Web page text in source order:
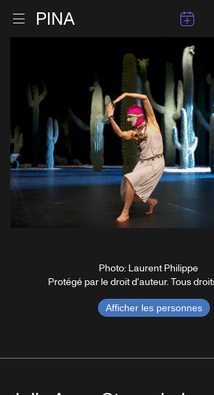
Ouvrir le menu Retour à la page d'accueil
Photo: Laurent Philippe
Protégé par le droit d'auteur. Tous
Afficher les personnes